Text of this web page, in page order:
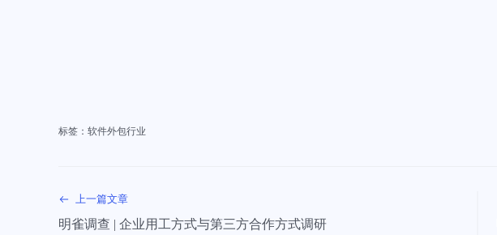
标签： 软件外包行业
上一篇文章
明雀调查 | 企业用工方式与第三方合作方式调研